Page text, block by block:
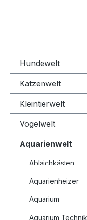
Hundewelt
Katzenwelt
Kleintierwelt
Vogelwelt
Aquarienwelt
Ablaichkästen
Aquarienheizer
Aquarium
Aquarium Technik